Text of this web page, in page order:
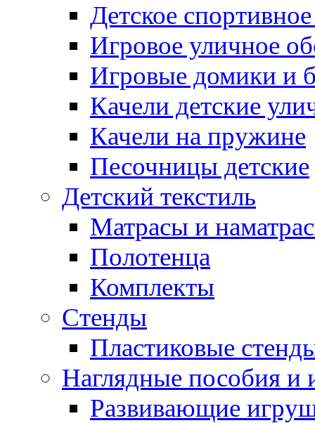
Детское
Игровое уличное
Игровые домики и
Качели детские
Качели на пружине
Песочницы детские
Детский текстиль
Матрасы и
Полотенца
Комплекты
Стенды
Пластиковые
Наглядные пособия и
Развивающие